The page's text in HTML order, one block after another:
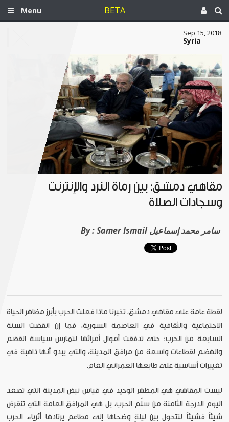
Menu BETA
Sep 15, 2018
Syria
مقاهي دمشق: بين رماة النرد والإنترنت
وسجادات الصلاة
By : Samer Ismail سامر محمد إسماعيل
لقطة عامة على مقاهي دمشق، تخبرنا ماذا فعلت الحرب بأبرز مظاهر الحياة
الاجتماعية والثقافية في العاصمة السورية، فما إن انقضت السنة
السابعة من الحرب؛ حتى تدفقت أموال أمرائها لتمارس سياسة القضم
والهضم لقطاعات واسعة من مرافق المدينة، والتي يبدو أنها ذاهبة في
تغييرات أساسية على طابعها العمراني العام.
ليست المقاهي هي المظهر الوحيد في قياس نبض المدينة التي تصعد
اليوم الدرجة الثامنة من سلّم الحرب، بل هي المرافق العامة التي تنقرض
شيئاً فشيئاً لتتحول بين ليلةٍ وضحاها إلى مطاعم يرتادها أثرياء الحرب